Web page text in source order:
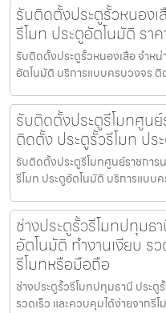
รับติดตั้งประตูรั้วหนอง
รีโมท ประตูอัตโนมัติ รา
รับติดตั้งประตูรั้วหนองเสือ จำหน่
อัตโนมัติ บริการแบบครบวงจร
รับติดตั้งประตูรีโมทศูน
ติดตั้ง ประตูรั้วรีโมท ปร
รับติดตั้งประตูรีโมทศูนย์ราชการ
รีโมท ประตูอัตโนมัติ บริการแบ
ช่างประตูรั้วรีโมทปทุมธ
อัตโนมัติ ทำงานเงียบ ร
รีโมทหรือมือถือ
ช่างประตูรั้วรีโมทปทุมธานี ประตู
รวดเร็ว และควบคุมได้ง่ายจาก